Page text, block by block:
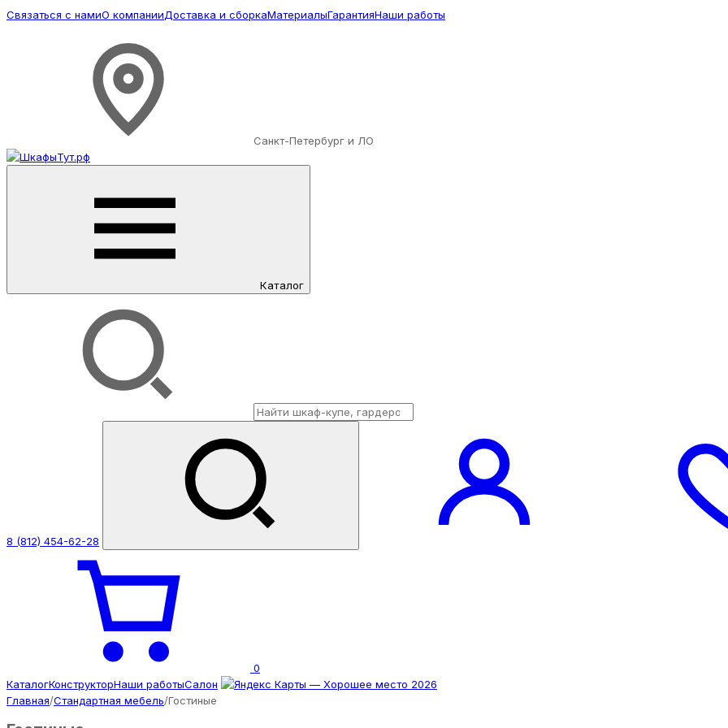
Связаться с намиО компанииДоставка и сборкаМатериалыГарантияНаши работы
Санкт-Петербург и ЛО
Каталог
8 (812) 454-62-28
0
КаталогКонструкторНаши работыСалон
Главная/Стандартная мебель/Гостиные